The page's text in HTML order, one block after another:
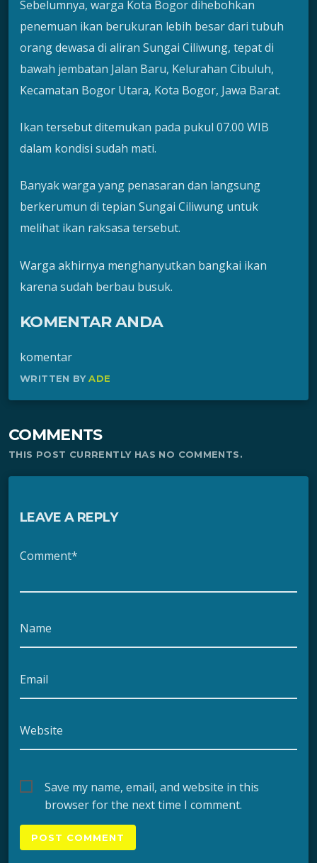
Sebelumnya, warga Kota Bogor dihebohkan
penemuan ikan berukuran lebih besar dari tubuh
orang dewasa di aliran Sungai Ciliwung, tepat di
bawah jembatan Jalan Baru, Kelurahan Cibuluh,
Kecamatan Bogor Utara, Kota Bogor, Jawa Barat.
Ikan tersebut ditemukan pada pukul 07.00 WIB
dalam kondisi sudah mati.
Banyak warga yang penasaran dan langsung
berkerumun di tepian Sungai Ciliwung untuk
melihat ikan raksasa tersebut.
Warga akhirnya menghanyutkan bangkai ikan
karena sudah berbau busuk.
KOMENTAR ANDA
komentar
WRITTEN BYADE
COMMENTS
THIS POST CURRENTLY HAS NO COMMENTS.
LEAVE A REPLY
Comment*
Name
Email
Website
Save my name, email, and website in this
browser for the next time I comment.